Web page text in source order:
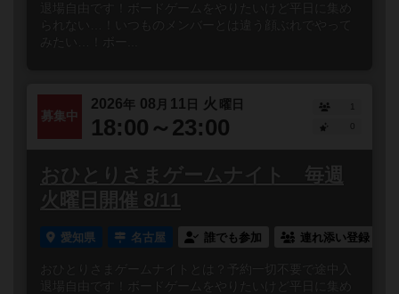
退場自由です！ボードゲームをやりたいけど平日に集め
られない…！いつものメンバーとは違う顔ぶれでやって
募集中
2026年 08 月 11 日 火 曜日
18:00～23:00
1
おひとりさまゲームナイト 毎週
火曜日開催 8/11
愛知県 名古屋 誰でも参加 連れ添い登録
おひとりさまゲームナイトとは？予約一切不要で途中入
退場自由です！ボードゲームをやりたいけど平日に集め